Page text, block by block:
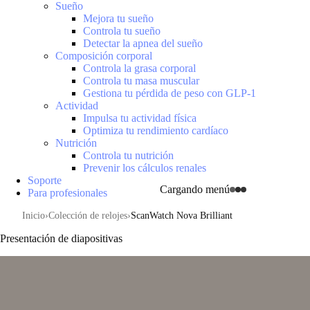
Cargando menú
Sueño
Mejora tu sueño
Controla tu sueño
Detectar la apnea del sueño
Composición corporal
Controla la grasa corporal
Controla tu masa muscular
Gestiona tu pérdida de peso con GLP-1
Actividad
Impulsa tu actividad física
Optimiza tu rendimiento cardíaco
Nutrición
Controla tu nutrición
Prevenir los cálculos renales
Soporte
Para profesionales
Inicio Colección de relojes ScanWatch Nova Brilliant
Presentación de diapositivas